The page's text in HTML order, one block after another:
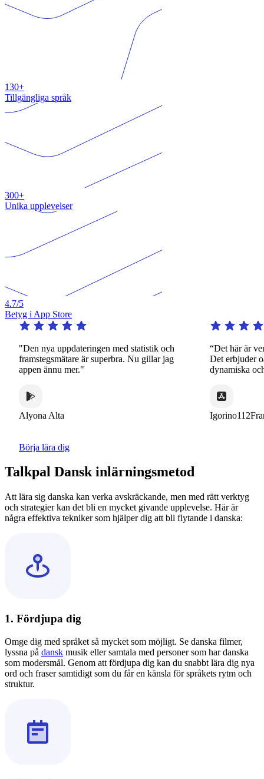
130+
Tillgängliga språk
300+
Unika upplevelser
4.7/5
Betyg i App Store
"Den nya uppdateringen med statistik och
framstegsmätare är superbra. Nu gillar jag
appen ännu mer."
Alyona Alta
“Det här är
Det erbjuder
dynamiska och
Igorino112France
Börja lära dig
Talkpal Dansk inlärningsmetod
Att lära sig danska kan verka avskräckande, men med rätt verktyg
och strategier kan det bli en mycket givande upplevelse. Här är
några effektiva tekniker som hjälper dig att bli flytande i danska:
1. Fördjupa dig
Omge dig med språket så mycket som möjligt. Se danska filmer,
lyssna på dansk musik eller samtala med personer som har danska
som modersmål. Genom att fördjupa dig kan du snabbt lära dig nya
ord och fraser samtidigt som du får en känsla för språkets rytm och
struktur.